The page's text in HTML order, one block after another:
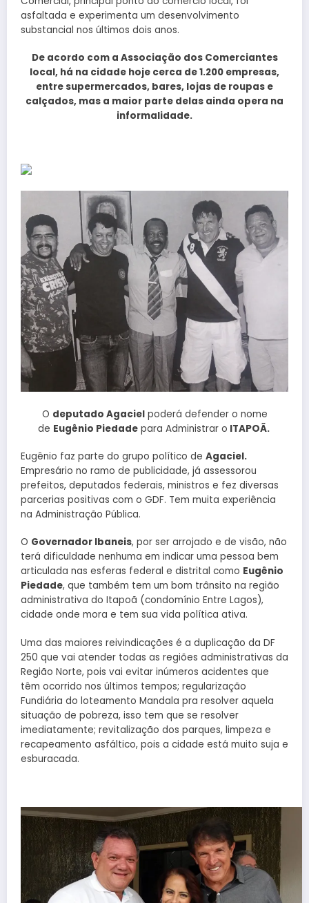
asfaltada e experimenta um desenvolvimento
substancial nos últimos dois anos.
De acordo com a Associação dos Comerciantes
local, há na cidade hoje cerca de 1.200 empresas,
entre supermercados, bares, lojas de roupas e
calçados, mas a maior parte delas ainda opera na
informalidade.
O deputado Agacielpoderá defender o nome
de Eugênio Piedadepara Administrar o ITAPOÃ.
Eugênio faz parte do grupo político de Agaciel.
Empresário no ramo de publicidade, já assessorou
prefeitos, deputados federais, ministros e fez diversas
parcerias positivas com o GDF. Tem muita experiência
na Administração Pública.
O Governador Ibaneis, por ser arrojado e de visão, não
terá dificuldade nenhuma em indicar uma pessoa bem
articulada nas esferas federal e distrital como Eugênio
Piedade, que também tem um bom trânsito na região
administrativa do Itapoã (condomínio Entre Lagos),
cidade onde mora e tem sua vida política ativa.
Uma das maiores reivindicações é a duplicação da DF
250 que vai atender todas as regiões administrativas da
Região Norte, pois vai evitar inúmeros acidentes que
têm ocorrido nos últimos tempos; regularização
Fundiária do loteamento Mandala pra resolver aquela
situação de pobreza, isso tem que se resolver
imediatamente; revitalização dos parques, limpeza e
recapeamento asfáltico, pois a cidade está muito suja e
esburacada.